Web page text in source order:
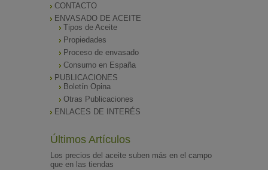
CONTACTO
ENVASADO DE ACEITE
Tipos de Aceite
Propiedades
Proceso de envasado
Consumo en España
PUBLICACIONES
Boletín Opina
Otras Publicaciones
ENLACES DE INTERÉS
Últimos Artículos
Los precios del aceite suben más en el campo
que en las tiendas